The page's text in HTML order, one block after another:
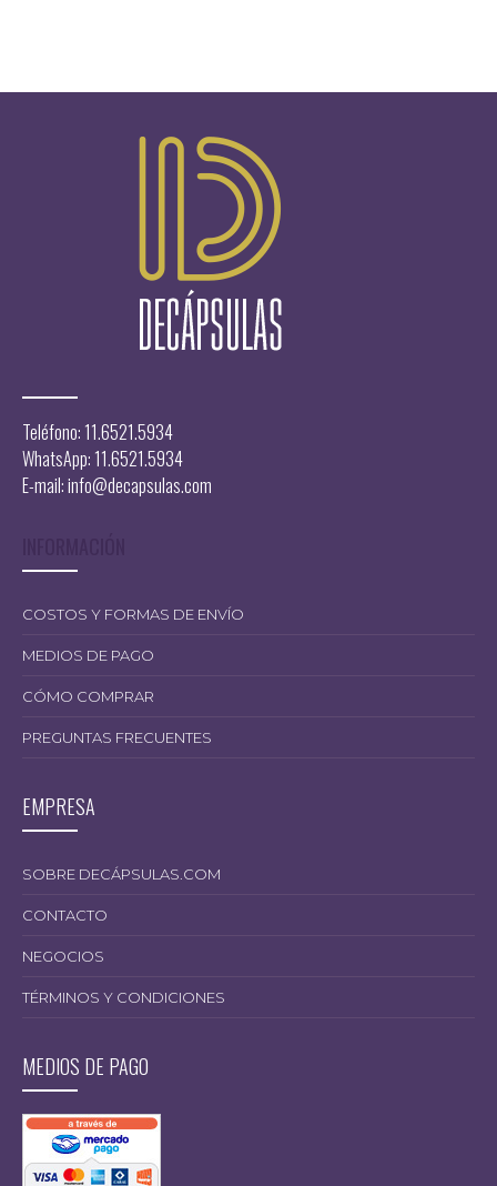
Teléfono: 11.6521.5934
WhatsApp: 11.6521.5934
E-mail:info@decapsulas.com
COSTOS Y FORMAS DE ENVÍO
MEDIOS DE PAGO
CÓMO COMPRAR
PREGUNTAS FRECUENTES
EMPRESA
SOBRE DECÁPSULAS.COM
CONTACTO
NEGOCIOS
TÉRMINOS Y CONDICIONES
MEDIOS DE PAGO